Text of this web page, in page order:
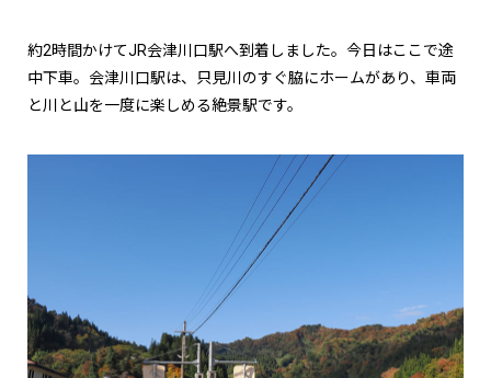
約2時間かけてJR会津川口駅へ到着しました。今日はここで途
中下車。会津川口駅は、只見川のすぐ脇にホームがあり、車両
と川と山を一度に楽しめる絶景駅です。